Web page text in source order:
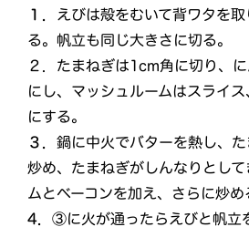
１． えびは殻をむいて背ワタを
る。帆立も同じ大きさに切る。
２． たまねぎは1cm角に切り、
にし、マッシュルームはスライス
にする。
３．鍋に中火でバターを熱し、
炒め、たまねぎがしんなりとし
ムとベーコンを加え、さらに炒め
4．③に火が通ったらえびと帆立